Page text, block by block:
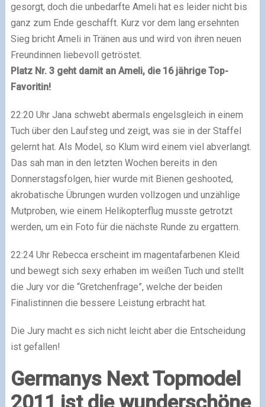
gesorgt, doch die unbedarfte Ameli hat es leider nicht bis
ganz zum Ende geschafft. Kurz vor dem lang ersehnten
Sieg bricht Ameli in Tränen aus und wird von ihren neuen
Freundinnen liebevoll getröstet.
Platz Nr. 3 geht damit an Ameli, die 16 jährige Top-
Favoritin!
22:20 Uhr Jana schwebt abermals engelsgleich in einem
Tuch über den Laufsteg und zeigt, was sie in der Staffel
gelernt hat. Als Model, so Klum wird einem viel abverlangt.
Das sah man in den letzten Wochen bereits in den
Donnerstagsfolgen, hier wurde mit Bienen geshooted,
akrobatische Übrungen wurden vollzogen und unzählige
Mutproben, wie einem Helikopterflug musste getrotzt
werden, um ein Foto für die nächste Runde zu ergattern.
22:24 Uhr Rebecca erscheint im magentafarbenen Kleid
und bewegt sich sexy erhaben im weißen Tuch und stellt
die Jury vor die “Gretchenfrage”, welche der beiden
Finalistinnen die bessere Leistung erbracht hat.
Die Jury macht es sich nicht leicht aber die Entscheidung
ist gefallen!
Germanys Next Topmodel
2011 ist die wunderschöne